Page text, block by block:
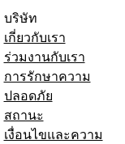
บริษัท
เกี่ยวกับเรา
ร่วมงานกับเรา
การรักษาความ
ปลอดภัย
สถานะ
เงื่อนไขและความ